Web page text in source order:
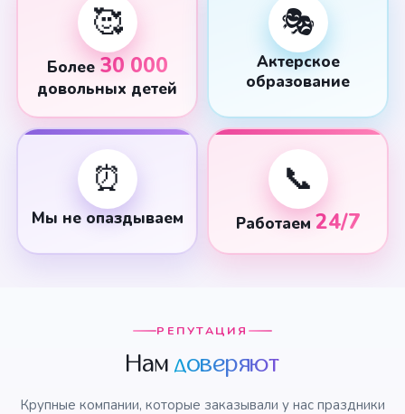
🥰
Более30 000
довольных детей
🎭
Актерское
образование
⏰
Мы не опаздываем
📞
Работаем 24/7
РЕПУТАЦИЯ
Намдоверяют
Крупные компании, которые заказывали у нас праздники